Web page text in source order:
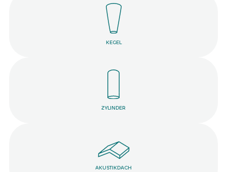
KEGEL
ZYLINDER
AKUSTIKDACH